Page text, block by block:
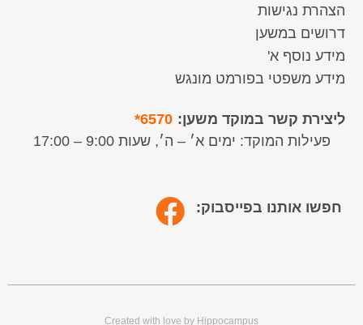
הצהרת נגישות
דרושים במשען
מידע נוסף א'
מידע משפטי בפורמט מונגש
ליצירת קשר במוקד משען: 6570*
פעילות המוקד: ימים א׳ – ה׳, שעות 9:00 – 17:00
חפשו אותנו בפייסבוק:
Created with love by Hippocampus